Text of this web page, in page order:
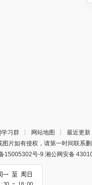
学习群 ┊ 网站地图 ┊ 最近更新
片如有侵权，请第一时间联系
15005302号-9 湘公网安备